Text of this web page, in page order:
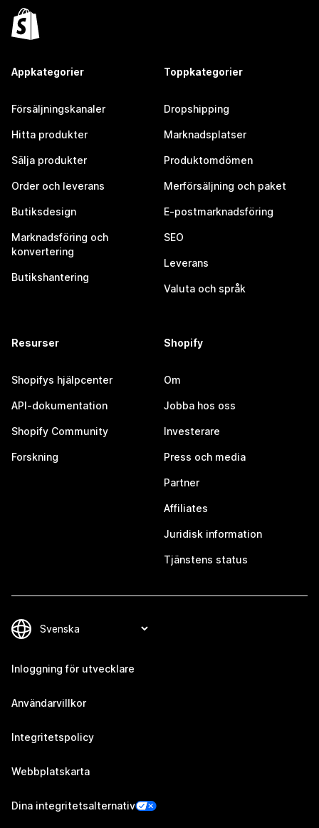
Appkategorier
Försäljningskanaler
Hitta produkter
Sälja produkter
Order och leverans
Butiksdesign
Marknadsföring och
konvertering
Butikshantering
Toppkategorier
Dropshipping
Marknadsplatser
Produktomdömen
Merförsäljning och paket
E-postmarknadsföring
SEO
Leverans
Valuta och språk
Resurser
Shopifys hjälpcenter
API-dokumentation
Shopify Community
Forskning
Shopify
Om
Jobba hos oss
Investerare
Press och media
Partner
Affiliates
Juridisk information
Tjänstens status
Inloggning för utvecklare
Användarvillkor
Integritetspolicy
Webbplatskarta
Dina integritetsalternativ